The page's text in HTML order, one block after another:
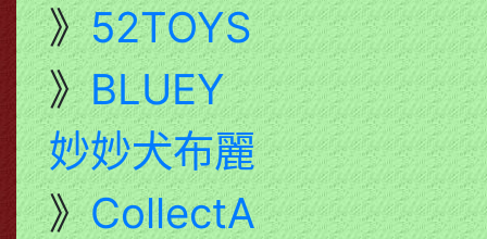
》52TOYS
》BLUEY
妙妙犬布麗
》CollectA